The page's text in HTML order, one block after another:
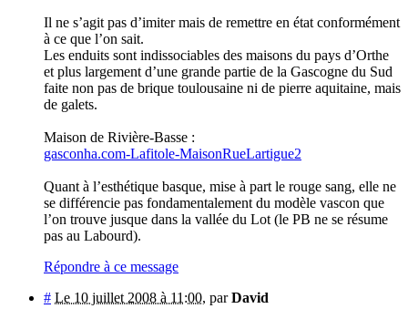
Il ne s’agit pas d’imiter mais de remettre en état conformément
à ce que l’on sait.
Les enduits sont indissociables des maisons du pays d’Orthe
et plus largement d’une grande partie de la Gascogne du Sud
faite non pas de brique toulousaine ni de pierre aquitaine, mais
de galets.
Maison de Rivière-Basse :
gasconha.com-Lafitole-MaisonRueLartigue2
Quant à l’esthétique basque, mise à part le rouge sang, elle ne
se différencie pas fondamentalement du modèle vascon que
l’on trouve jusque dans la vallée du Lot (le PB ne se résume
pas au Labourd).
Répondre à ce message
# Le 10 juillet 2008 à 11:00, parDavid